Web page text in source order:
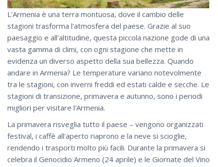
L'Armenia è una terra montuosa, dove il cambio delle
stagioni trasforma l'atmosfera del paese. Grazie al suo
paesaggio e all'altitudine, questa piccola nazione gode di una
vasta gamma di climi, con ogni stagione che mette in
evidenza un diverso aspetto della sua bellezza. Quando
andare in Armenia? Le temperature variano notevolmente
tra le stagioni, con inverni freddi ed estati calde e secche. Le
stagioni di transizione, primavera e autunno, sono i periodi
migliori per visitare l'Armenia.
La primavera risveglia tutto il paese – vengono organizzati
festival, i caffè all'aperto riaprono e la neve si scioglie,
rendendo i trasporti molto più facili. Durante la primavera si
celebra il Genocidio Armeno (24 aprile) e le Giornate del Vino